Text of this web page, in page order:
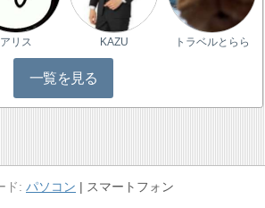
アリス KAZU トラベルとらら
一覧を見る
パソコン スマートフォン